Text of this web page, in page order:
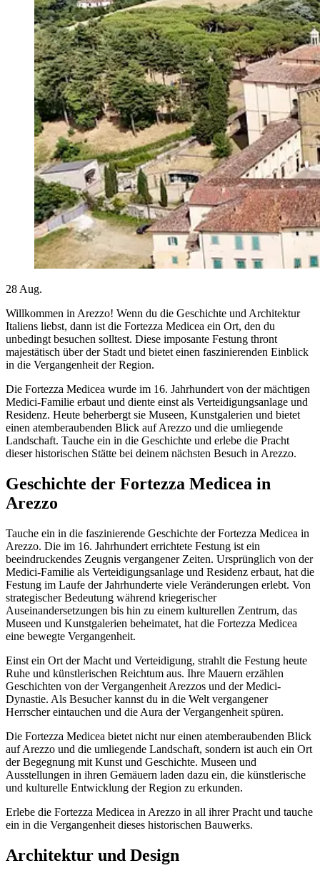
28 Aug.
Willkommen in Arezzo! Wenn du die Geschichte und Architektur
Italiens liebst, dann ist die Fortezza Medicea ein Ort, den du
unbedingt besuchen solltest. Diese imposante Festung thront
majestätisch über der Stadt und bietet einen faszinierenden Einblick
in die Vergangenheit der Region.
Die Fortezza Medicea wurde im 16. Jahrhundert von der mächtigen
Medici-Familie erbaut und diente einst als Verteidigungsanlage und
Residenz. Heute beherbergt sie Museen, Kunstgalerien und bietet
einen atemberaubenden Blick auf Arezzo und die umliegende
Landschaft. Tauche ein in die Geschichte und erlebe die Pracht
dieser historischen Stätte bei deinem nächsten Besuch in Arezzo.
Geschichte der Fortezza Medicea in
Arezzo
Tauche ein in die faszinierende Geschichte der Fortezza Medicea in
Arezzo. Die im 16. Jahrhundert errichtete Festung ist ein
beeindruckendes Zeugnis vergangener Zeiten. Ursprünglich von der
Medici-Familie als Verteidigungsanlage und Residenz erbaut, hat die
Festung im Laufe der Jahrhunderte viele Veränderungen erlebt. Von
strategischer Bedeutung während kriegerischer
Auseinandersetzungen bis hin zu einem kulturellen Zentrum, das
Museen und Kunstgalerien beheimatet, hat die Fortezza Medicea
eine bewegte Vergangenheit.
Einst ein Ort der Macht und Verteidigung, strahlt die Festung heute
Ruhe und künstlerischen Reichtum aus. Ihre Mauern erzählen
Geschichten von der Vergangenheit Arezzos und der Medici-
Dynastie. Als Besucher kannst du in die Welt vergangener
Herrscher eintauchen und die Aura der Vergangenheit spüren.
Die Fortezza Medicea bietet nicht nur einen atemberaubenden Blick
auf Arezzo und die umliegende Landschaft, sondern ist auch ein Ort
der Begegnung mit Kunst und Geschichte. Museen und
Ausstellungen in ihren Gemäuern laden dazu ein, die künstlerische
und kulturelle Entwicklung der Region zu erkunden.
Erlebe die Fortezza Medicea in Arezzo in all ihrer Pracht und tauche
ein in die Vergangenheit dieses historischen Bauwerks.
Architektur und Design